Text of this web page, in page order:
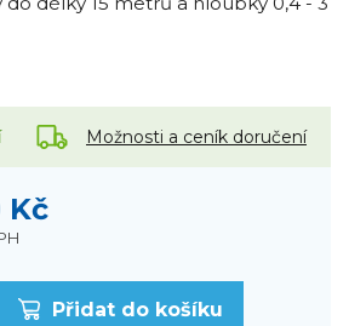
Možnosti a ceník doručení
Kč
Přidat do košíku